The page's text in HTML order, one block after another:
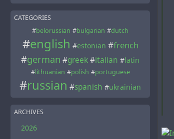
CATEGORIES
#belorussian #bulgarian #dutch
#english #estonian #french
#german #greek#italian #latin
#lithuanian #polish #portuguese
#russian #spanish #ukrainian
ARCHIVES
2026